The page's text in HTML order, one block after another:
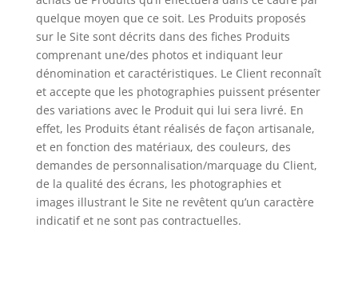
quelque moyen que ce soit. Les Produits proposés
sur le Site sont décrits dans des fiches Produits
comprenant une/des photos et indiquant leur
dénomination et caractéristiques. Le Client reconnaît
et accepte que les photographies puissent présenter
des variations avec le Produit qui lui sera livré. En
effet, les Produits étant réalisés de façon artisanale,
et en fonction des matériaux, des couleurs, des
demandes de personnalisation/marquage du Client,
de la qualité des écrans, les photographies et
images illustrant le Site ne revêtent qu’un caractère
indicatif et ne sont pas contractuelles.